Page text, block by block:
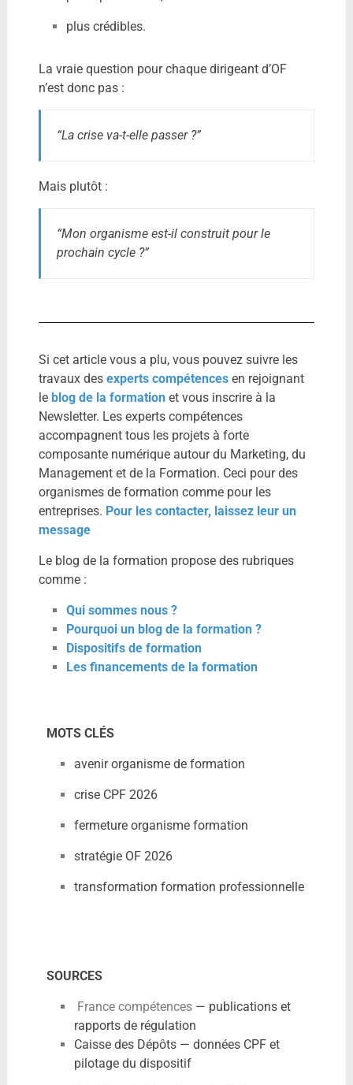
plus crédibles.
La vraie question pour chaque dirigeant d’OF
n’est donc pas :
“La crise va-t-elle passer ?”
Mais plutôt :
“Mon organisme est-il construit pour le
prochain cycle ?”
Si cet article vous a plu, vous pouvez suivre les
travaux des experts compétencesen rejoignant
le blog de la formation et vous inscrire à la
Newsletter. Les experts compétences
accompagnent tous les projets à forte
composante numérique autour du Marketing, du
Management et de la Formation. Ceci pour des
organismes de formation comme pour les
entreprises. Pour les contacter, laissez leur un
message
Le blog de la formation propose des rubriques
comme :
Qui sommes nous ?
Pourquoi un blog de la formation ?
Dispositifs de formation
Les financements de la formation
MOTS CLÉS
avenir organisme de formation
crise CPF 2026
fermeture organisme formation
stratégie OF 2026
transformation formation professionnelle
SOURCES
France compétences— publications et
rapports de régulation
Caisse des Dépôts — données CPF et
pilotage du dispositif